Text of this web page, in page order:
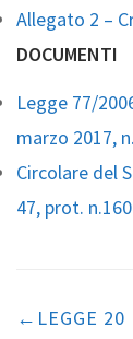
Allegato 2 –
DOCUMENTI
Legge 77/
marzo 2017,
Circolare del
47, prot.
articoli
LEGGE 20